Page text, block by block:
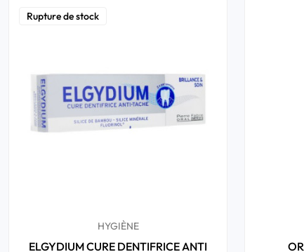
Rupture de stock
HYGIÈNE
ELGYDIUM CURE DENTIFRICE ANTI